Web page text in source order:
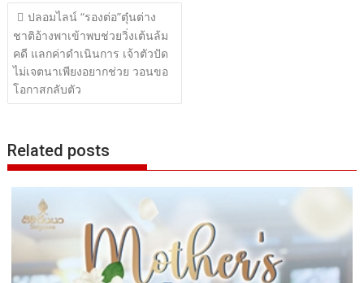
แนะแนว
เรื่อง
ปลอมไลน์ “รองต่อ”ตุ๋นต่าง
ชาติอ้างพาเข้าพบช่วยวิ่งเต้นล้ม
คดี แลกค่าดำเนินการ เจ้าตัวปัด
ไม่เจตนาเพียงอยากช่วย วอนขอ
โอกาสกลับตัว
Related posts